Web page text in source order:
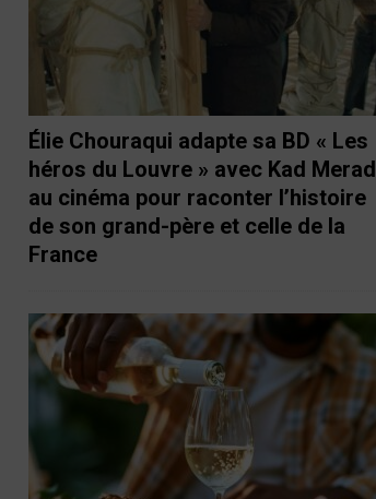
Élie Chouraqui adapte sa BD « Les
héros du Louvre » avec Kad Merad
au cinéma pour raconter l’histoire
de son grand-père et celle de la
France